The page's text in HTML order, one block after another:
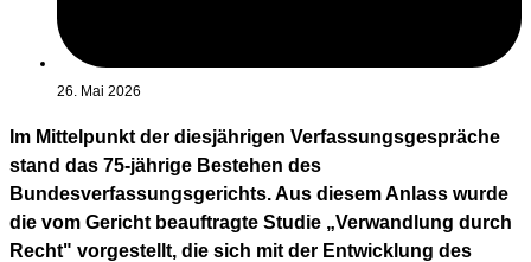
26. Mai 2026
Im Mittelpunkt der diesjährigen Verfassungsgespräche
stand das 75-jährige Bestehen des
Bundesverfassungsgerichts. Aus diesem Anlass wurde
die vom Gericht beauftragte Studie „Verwandlung durch
Recht" vorgestellt, die sich mit der Entwicklung des